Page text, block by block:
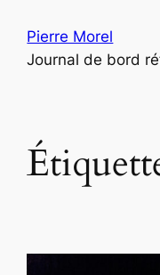
contenu
Pierre Morel
Journal de bord